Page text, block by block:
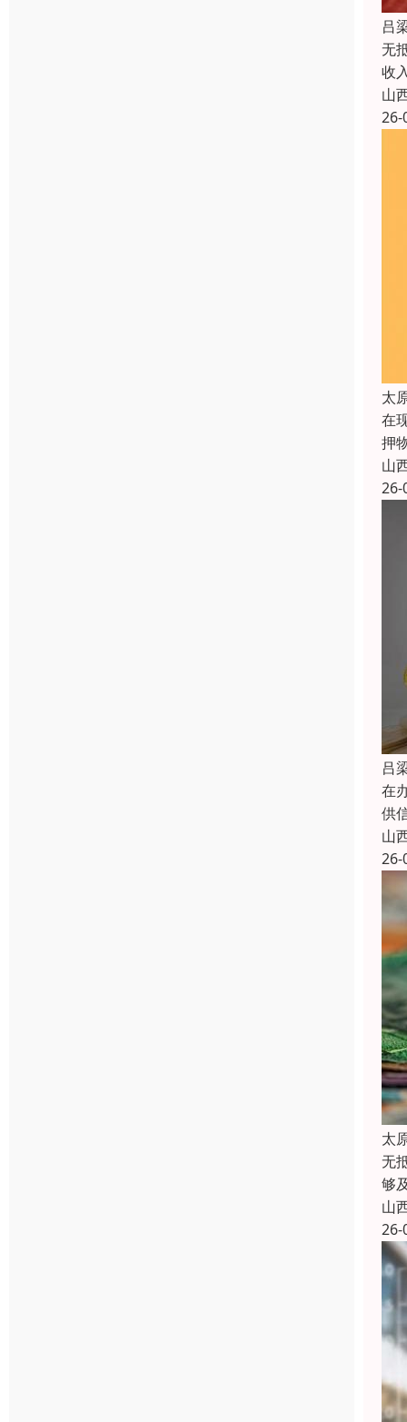
吕
无
收
山
26-
太
在
押
山
26-
吕
在
供
山
26-
太
无
够
山
26-